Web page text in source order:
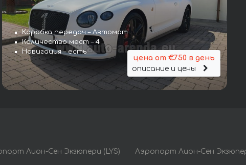
Коробка передач – Автомат
Количество мест – 4
Навигация – есть
цена от €750 в день
описание и цены
Лион-Сен Экзюпери (LYS) Аэропорт Лион-Сен